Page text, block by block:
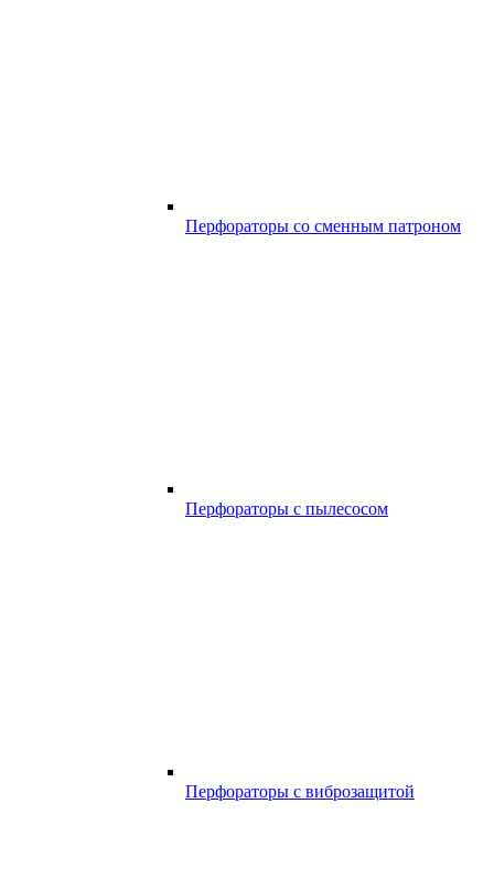
Перфораторы со сменным патроном
Перфораторы с пылесосом
Перфораторы с виброзащитой